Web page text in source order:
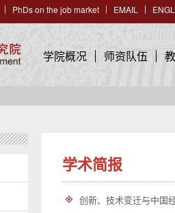
PhDs on the job market EMAIL
学院概况 师资队伍
学术简报
创新、技术变迁与中国